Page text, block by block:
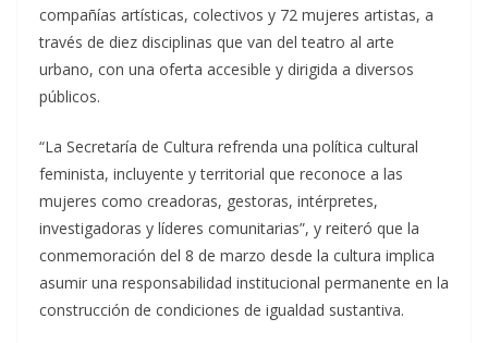
compañías artísticas, colectivos y 72 mujeres artistas, a
través de diez disciplinas que van del teatro al arte
urbano, con una oferta accesible y dirigida a diversos
públicos.
“La Secretaría de Cultura refrenda una política cultural
feminista, incluyente y territorial que reconoce a las
mujeres como creadoras, gestoras, intérpretes,
investigadoras y líderes comunitarias”, y reiteró que la
conmemoración del 8 de marzo desde la cultura implica
asumir una responsabilidad institucional permanente en la
construcción de condiciones de igualdad sustantiva.